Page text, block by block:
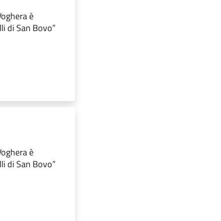
è
di San Bovo”
è
di San Bovo”